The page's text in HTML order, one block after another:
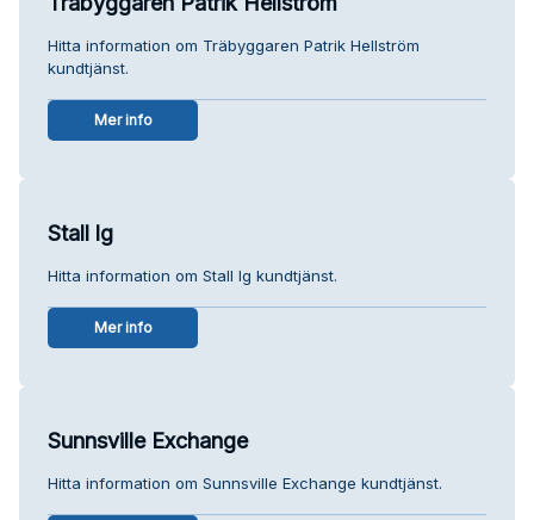
Hitta information om Träbyggaren Patrik Hellström
kundtjänst.
Mer info
Stall lg
Hitta information om Stall lg kundtjänst.
Mer info
Sunnsville Exchange
Hitta information om Sunnsville Exchange kundtjänst.